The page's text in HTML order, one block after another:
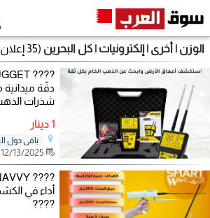
الوزن | أخرى | إلكترونيات | كل البحرين (35 إعلان)
دقّة
شذرات
1 دينار
باقي دول
أداء في
????